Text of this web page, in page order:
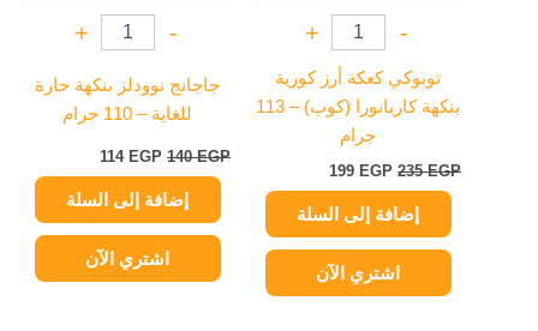
-
+
توبوكي كعكة أرز كورية
بنكهة كاربانورا (كوب) – 113
جرام
235EGP
199 EGP
إضافة إلى السلة
اشتري الآن
-
+
جاجانج نوودلز بنكهة حارة
للغاية – 110 جرام
140EGP
114 EGP
إضافة إلى السلة
اشتري الآن